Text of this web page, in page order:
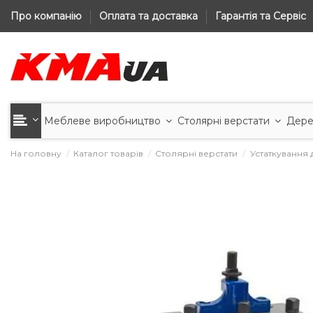
Про компанію Оплата та доставка Гарантія та Сервіс
Меблеве виробництво Столярні верстати
На головну Каталог товарів Столярні верстати